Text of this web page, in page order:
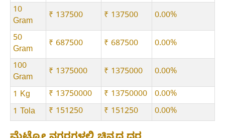
10
Gram
₹ 137500 ₹ 137500 0.00%
50
Gram
₹ 687500 ₹ 687500 0.00%
100
Gram
₹ 1375000 ₹ 1375000 0.00%
1 Kg ₹ 13750000 ₹ 13750000
0.00%
1 Tola
₹ 151250 ₹ 151250 0.00%